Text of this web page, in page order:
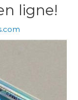
ligne!